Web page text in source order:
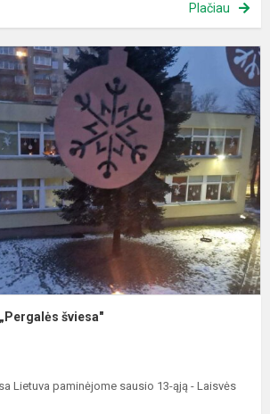
Plačiau
šviesa"
Lietuva paminėjome sausio 13-ąją - Laisvės